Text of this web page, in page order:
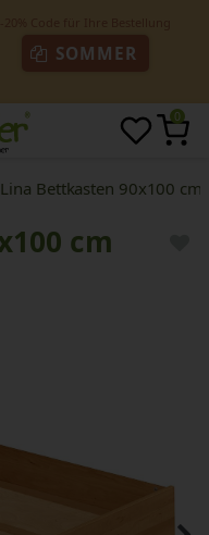
SOMMER
0
Lina Bettkasten 90x100 cm
cm